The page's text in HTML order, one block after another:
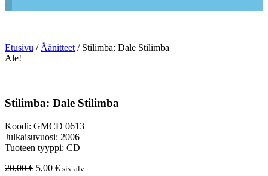
Etusivu /Äänitteet/ Stilimba: Dale Stilimba
Ale!
Stilimba: Dale Stilimba
Koodi: GMCD 0613
Julkaisuvuosi: 2006
Tuoteen tyyppi: CD
20,00€ Alkuperäinen
5,00 €Nykyinen
sis. alv